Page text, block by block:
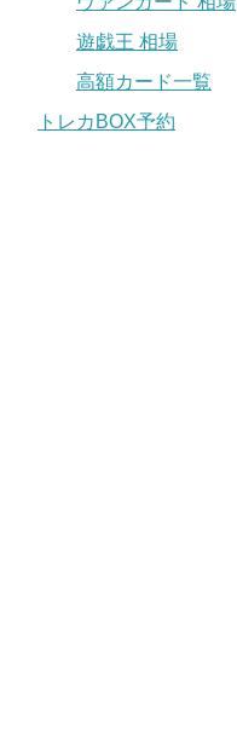
遊戯王 相場
高額カード一覧
トレカBOX予約